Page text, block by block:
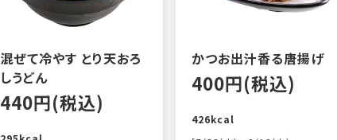
混ぜて冷やす とり天おろ
しうどん
440円(税込)
かつお出汁香る唐揚げ
400円(税込)
426kcal